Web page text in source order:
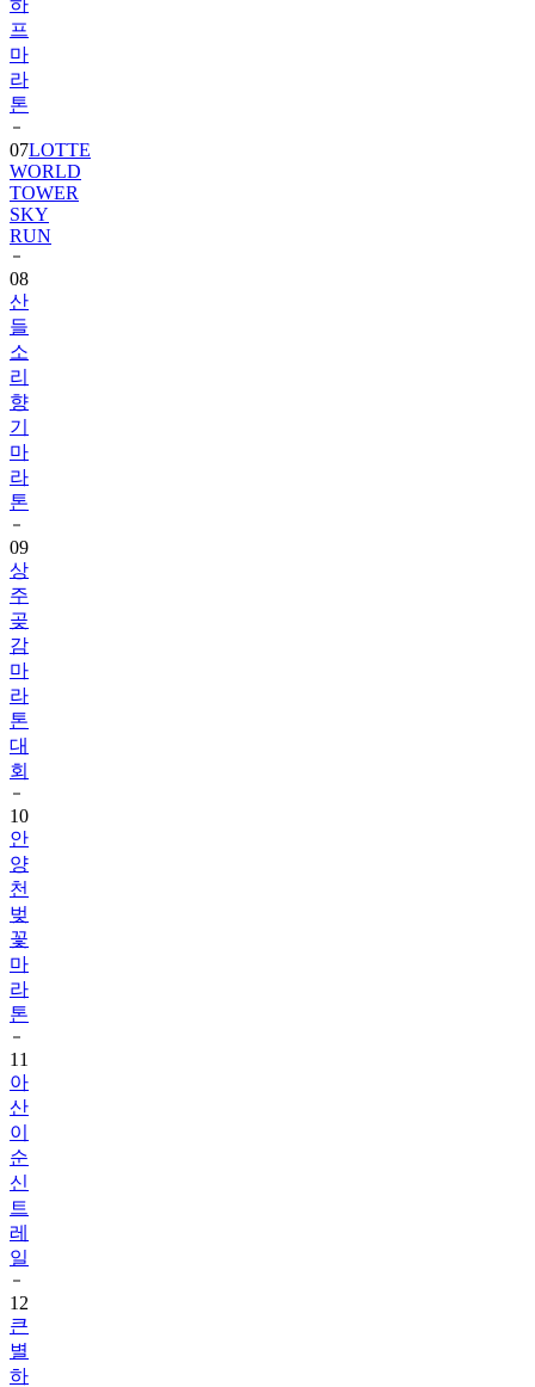
하
프
마
라
톤
07LOTTE
WORLD
TOWER
SKY
RUN
08
산
들
소
리
향
기
마
라
톤
09
상
주
곶
감
마
라
톤
대
회
10
안
양
천
벚
꽃
마
라
톤
11
아
산
이
순
신
트
레
일
12
큰
별
하